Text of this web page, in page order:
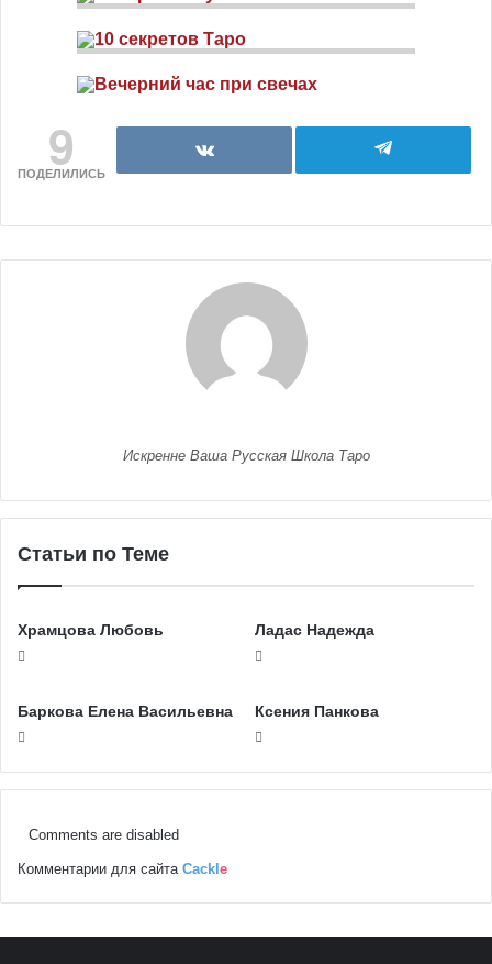
9
ПОДЕЛИЛИСЬ
Искренне Ваша Русская Школа Таро
Статьи по Теме
Храмцова Любовь Ладас Надежда
Баркова Елена Васильевна Ксения Панкова
Comments are disabled
Комментарии для сайта Cackl e